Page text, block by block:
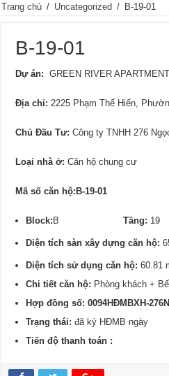
Trang chủ / Uncategorized / B-19-01
B-19-01
Dự án: GREEN RIVER APARTMENT
Địa chỉ: 2225 Phạm Thế Hiển,
Chủ Đầu Tư: Công ty TNHH 276
Loại nhà ở: Căn hộ chung cư
Mã số căn hộ:B-19-01
Block:BTầng:
Diện tích sàn xây dựng căn hộ:
Diện tích sử dụng căn hộ: 60.81
Chi tiết căn hộ: Phòng khách +
Hợp đồng số: 0094HĐMBXH-
Trạng thái:đã ký HĐMB ngày
Tiến độ thanh toán :